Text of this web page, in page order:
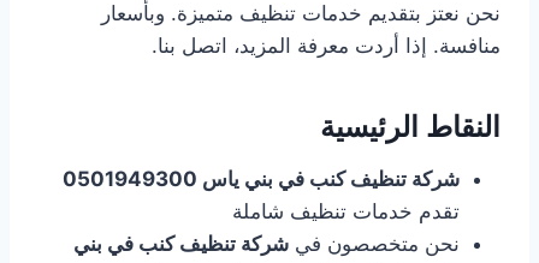
نحن نعتز بتقديم خدمات تنظيف متميزة. وبأسعار
منافسة. إذا أردت معرفة المزيد، اتصل بنا.
النقاط الرئيسية
شركة تنظيف كنب في بني ياس 0501949300
تقدم خدمات تنظيف شاملة
نحن متخصصون في شركة تنظيف كنب في بني